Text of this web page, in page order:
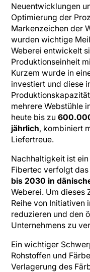
Neuentwicklungen
Optimierung der
Markenzeichen der
wurden wichtige
Weberei entwickelt
Produktionseinheit
Kurzem wurde in
investiert und diese
mehrere Webstühle
heute bis zu
jährlich, kombiniert
Liefertreue.
Nachhaltigkeit ist
Fibertec verfolgt
bis 2030 in
Weberei. Um dieses
Reihe von Initiativen
reduzieren und den
Unternehmens zu
Ein wichtiger
Rohstoffen und
Verlagerung des